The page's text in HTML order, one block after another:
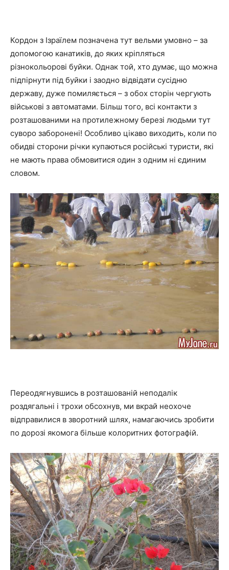
Кордон з Ізраїлем позначена тут вельми умовно – за
допомогою канатиків, до яких кріпляться
різнокольорові буйки. Однак той, хто думає, що можна
підпірнути під буйки і заодно відвідати сусідню
державу, дуже помиляється – з обох сторін чергують
військові з автоматами. Більш того, всі контакти з
розташованими на протилежному березі людьми тут
суворо заборонені! Особливо цікаво виходить, коли по
обидві сторони річки купаються російські туристи, які
не мають права обмовитися один з одним ні єдиним
словом.
Переодягнувшись в розташованій неподалік
роздягальні і трохи обсохнув, ми вкрай неохоче
відправилися в зворотний шлях, намагаючись зробити
по дорозі якомога більше колоритних фотографій.